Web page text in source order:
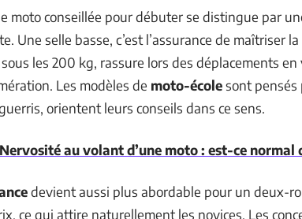
moto conseillée pour débuter se distingue par
Une selle basse, c’est l’assurance de maîtriser
les 200 kg, rassure lors des déplacements
Les modèles de moto-écolesont pensés
orientent leurs conseils dans ce sens.
Nervosité au volant d’une moto : est-ce normal
devient aussi plus abordable pour un deux-
ce qui attire naturellement les novices. Les